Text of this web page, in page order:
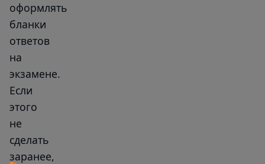
оформлять
бланки
ответов
на
экзамене.
Если
этого
не
сделать
заранее,